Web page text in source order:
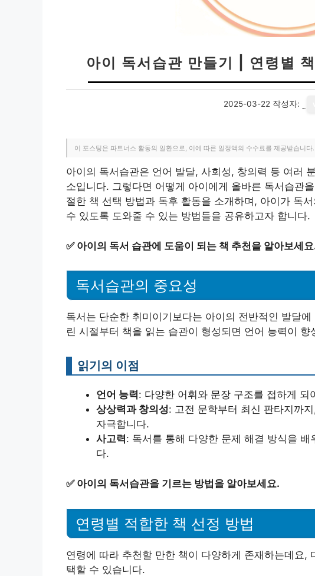
아이 독서습관 만들기 | 연령별
2025-03-22 작성자:
이 포스팅은 파트너스 활동의 일환으로, 이에 따른 일정액의 수수료를 제공받습니다.
아이의 독서습관은 언어 발달, 사회성, 창의력 등 여러
소입니다. 그렇다면 어떻게 아이에게 올바른 독서습관
절한 책 선택 방법과 독후 활동을 소개하며, 아이가 독
수 있도록 도와줄 수 있는 방법들을 공유하고자 합니다.
✅ 아이의 독서 습관에 도움이 되는 책 추천을 알아보세
독서습관의 중요성
독서는 단순한 취미이기보다는 아이의 전반적인 발달
린 시절부터 책을 읽는 습관이 형성되면 언어 능력이
읽기의 이점
언어 능력: 다양한 어휘와 문장 구조를 접하게 되
상상력과 창의성: 고전 문학부터 최신 판타지까
자극합니다.
사고력: 독서를 통해 다양한 문제 해결 방식을
다.
✅ 아이의 독서습관을 기르는 방법을 알아보세요.
연령별 적합한 책 선정 방법
연령에 따라 추천할 만한 책이 다양하게 존재하는데요,
택할 수 있습니다.